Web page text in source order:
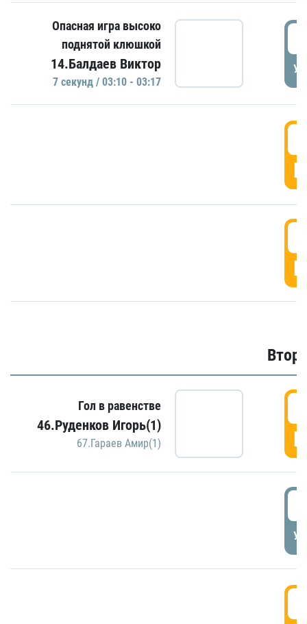
Опасная игра высоко
поднятой клюшкой
14.Балдаев Виктор
7 секунд / 03:10 - 03:17
Гол в равенстве
46.Руденков Игорь(1)
67.Гараев Амир(1)